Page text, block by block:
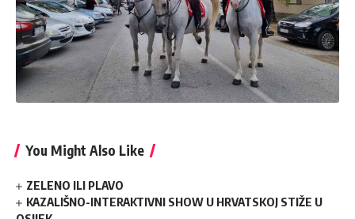
You Might Also Like
ZELENO ILI PLAVO
KAZALIŠNO-INTERAKTIVNI SHOW U HRVATSKOJ STIŽE U